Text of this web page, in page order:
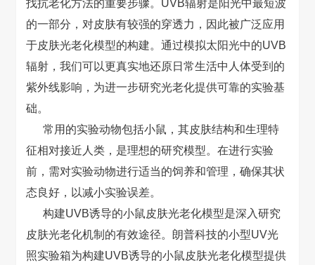
找抗老化方法的重要步骤。UVB辐射是阳光中最短波
的一部分，对皮肤有较强的穿透力，因此被广泛应用
于皮肤光老化模型的构建。通过模拟太阳光中的UVB
辐射，我们可以更真实地还原日常生活中人体受到的
紫外线影响，为进一步研究光老化提供可靠的实验基
础。
常用的实验动物包括小鼠，其皮肤结构和生理特
征相对接近人类，是理想的研究模型。在进行实验
前，需对实验动物进行适当的饲养和管理，确保其状
态良好，以减小实验误差。
构建UVB诱导的小鼠皮肤光老化模型是深入研究
皮肤光老化机制的有效途径。朗普科技的小型UV光
照实验箱为构建UVB诱导的小鼠皮肤光老化模型提供